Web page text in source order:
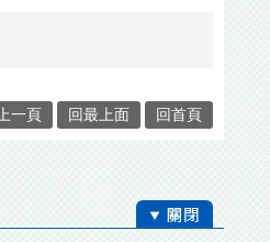
一頁 回最上面 回首頁